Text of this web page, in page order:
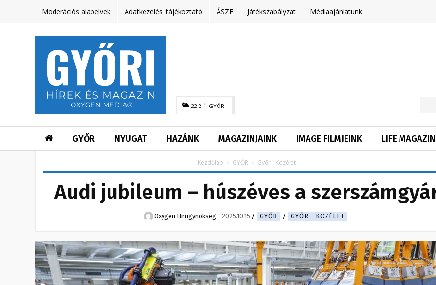
Moderációs alapelvek Adatkezelési tájékoztató ÁSZF Játékszabályzat Médiaajánlatunk
22.2 C GYŐR
GYŐR NYUGAT HAZÁNK MAGAZINJAINK IMAGE FILMJEINK LIFE MAGAZIN
Kezdőlap GYŐR Győr - Közélet
Audi jubileum – húszéves a
Oxygen Hirügynökség - 2025.10.15. GYŐR GYŐR - KÖZÉLET